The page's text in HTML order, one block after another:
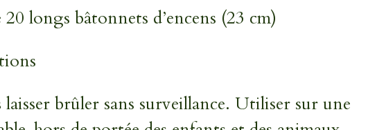
longs bâtonnets d’encens (23 cm)
laisser brûler sans surveillance. Utiliser sur une